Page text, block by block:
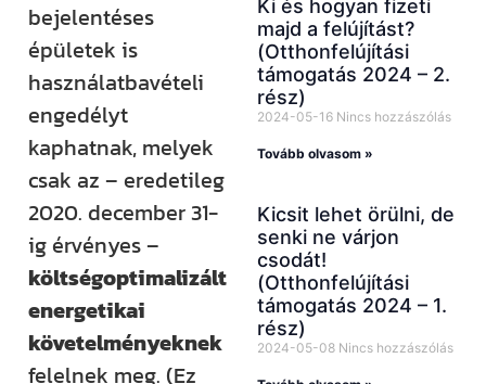
bejelentéses
épületek is
használatbavételi
engedélyt
kaphatnak, melyek
csak az – eredetileg
2020. december 31-
ig érvényes –
költségoptimalizált
energetikai
követelményeknek
felelnek meg. (Ez
Ki és hogyan fizeti
majd a felújítást?
(Otthonfelújítási
támogatás 2024 – 2.
rész)
2024-05-16 Nincs hozzászólás
Tovább olvasom »
Kicsit lehet örülni, de
senki ne várjon
csodát!
(Otthonfelújítási
támogatás 2024 – 1.
rész)
2024-05-08 Nincs hozzászólás